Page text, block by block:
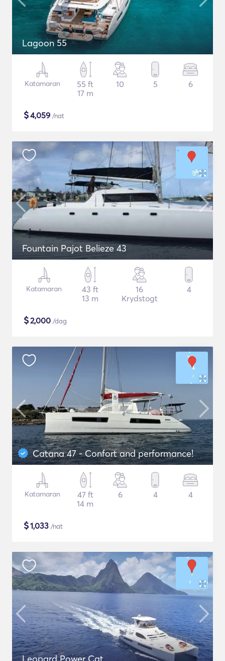
Lagoon 55
Katamaran
55 ft
17 m
10 5 6
$4,059 /nat
Fountain Pajot Belieze 43
Katamaran
43 ft
13 m
16
Krydstogt
4
$2,000 /dag
Catana 47 - Confort and performance!
Katamaran
47 ft
14 m
6 4 4
$1,033 /nat